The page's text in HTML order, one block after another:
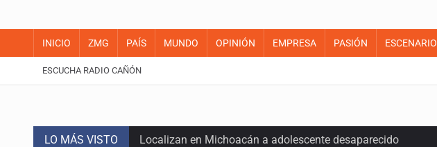
INICIO ZMG PAÍS MUNDO OPINIÓN EMPRESA PASIÓN ESCENARIO
ESCUCHA RADIO CAÑÓN
LO MÁS VISTO Localizan en Michoacán a adolescente desaparecido